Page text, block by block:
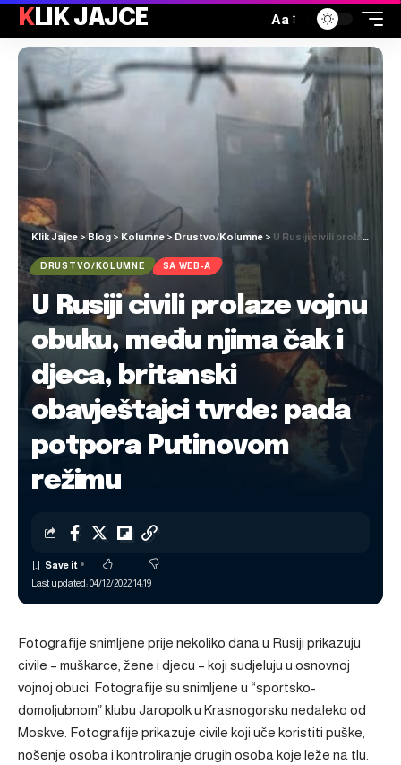
KLIK JAJCE Aa
Klik Jajce >Blog > Kolumne> Drustvo/Kolumne > U Rusiji civili prolaze vojnu obuku, među njima čak i djeca, britanski obavještajci tvrde: pada potpora Putinovom režimu
DRUSTVO/KOLUMNE SA WEB-A
U Rusiji civili prolaze vojnu
obuku, među njima čak i
djeca, britanski
obavještajci tvrde: pada
potpora Putinovom
režimu
Last updated: 04/12/2022 14:19
Fotografije snimljene prije nekoliko dana u Rusiji prikazuju
civile – muškarce, žene i djecu – koji sudjeluju u osnovnoj
vojnoj obuci. Fotografije su snimljene u “sportsko-
domoljubnom” klubu Jaropolk u Krasnogorsku nedaleko od
Moskve. Fotografije prikazuje civile koji uče koristiti puške,
nošenje osoba i kontroliranje drugih osoba koje leže na tlu.